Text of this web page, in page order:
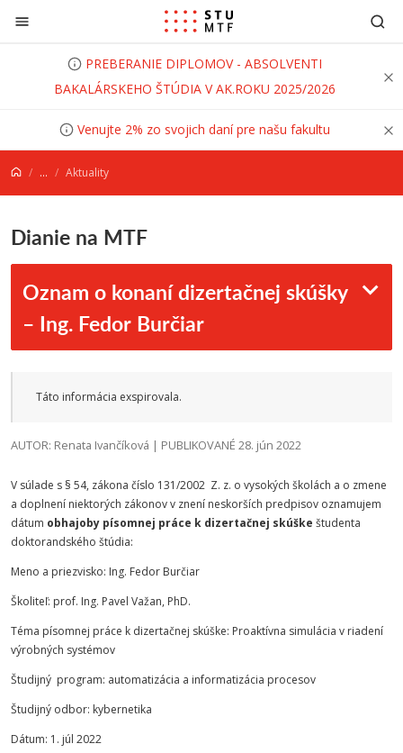
Prejsť na obsah
PREBERANIE DIPLOMOV - ABSOLVENTI
BAKALÁRSKEHO ŠTÚDIA V AK.ROKU 2025/2026
Venujte 2% zo svojich daní pre našu fakultu
... Aktuality
Dianie na MTF
Oznam o konaní dizertačnej skúšky
– Ing. Fedor Burčiar
Táto informácia exspirovala.
AUTOR: Renata Ivančíková | PUBLIKOVANÉ 28. jún 2022
V súlade s § 54, zákona číslo 131/2002 Z. z. o vysokých školách a o zmene
a doplnení niektorých zákonov v znení neskorších predpisov oznamujem
dátum obhajoby písomnej práce k dizertačnej skúške študenta
doktorandského štúdia:
Meno a priezvisko: Ing. Fedor Burčiar
Školiteľ: prof. Ing. Pavel Važan, PhD.
Téma písomnej práce k dizertačnej skúške: Proaktívna simulácia v riadení
výrobných systémov
Študijný program: automatizácia a informatizácia procesov
Študijný odbor: kybernetika
Dátum: 1. júl 2022